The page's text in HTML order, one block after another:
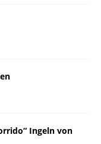
Ingeln von